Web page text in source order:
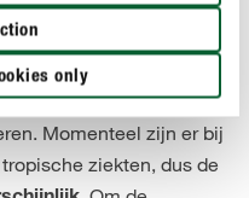
only
door een tijgermug?
gebeten door een
Momenteel zijn er bij
ziekten, dus de